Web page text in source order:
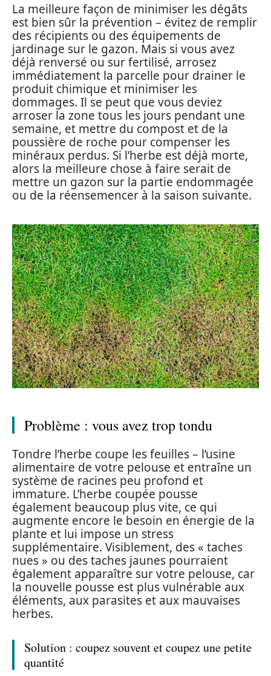
La meilleure façon de minimiser les dégâts
est bien sûr la prévention – évitez de remplir
des récipients ou des équipements de
jardinage sur le gazon. Mais si vous avez
déjà renversé ou sur fertilisé, arrosez
immédiatement la parcelle pour drainer le
produit chimique et minimiser les
dommages. Il se peut que vous deviez
arroser la zone tous les jours pendant une
semaine, et mettre du compost et de la
poussière de roche pour compenser les
minéraux perdus. Si l’herbe est déjà morte,
alors la meilleure chose à faire serait de
mettre un gazon sur la partie endommagée
ou de la réensemencer à la saison suivante.
Problème : vous avez trop tondu
Tondre l’herbe coupe les feuilles – l’usine
alimentaire de votre pelouse et entraîne un
système de racines peu profond et
immature. L’herbe coupée pousse
également beaucoup plus vite, ce qui
augmente encore le besoin en énergie de la
plante et lui impose un stress
supplémentaire. Visiblement, des « taches
nues » ou des taches jaunes pourraient
également apparaître sur votre pelouse, car
la nouvelle pousse est plus vulnérable aux
éléments, aux parasites et aux mauvaises
herbes.
Solution : coupez souvent et coupez une petite
quantité